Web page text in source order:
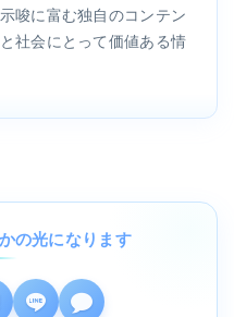
唆に富む独自のコンテン
社会にとって価値ある情
の光になります